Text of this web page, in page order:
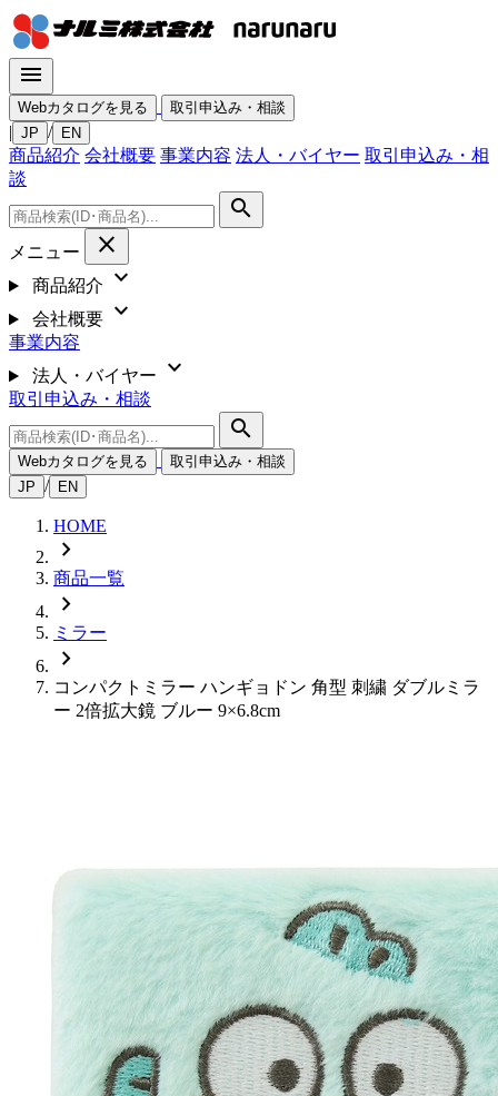
menu
Webカタログを見る 取引申込み・相談
| JP / EN
商品紹介 会社概要 事業内容 法人・バイヤー 取引申込み・相
談
search
メニュー close
商品紹介 expand_more
会社概要 expand_more
事業内容
法人・バイヤー
expand_more
取引申込み・相談
search
Webカタログを見る
取引申込み・相談
JP / EN
HOME
chevron_right
商品一覧
chevron_right
ミラー
chevron_right
コンパクトミラー ハンギョドン 角型 刺繍 ダブルミラ
ー 2倍拡大鏡 ブルー 9×6.8cm